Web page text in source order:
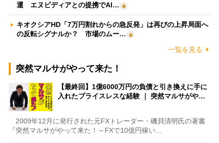
運 エヌビディアとの提携でAI…
キオクシアHD「7万円割れからの急反発」は再びの上昇局面へ
の反転シグナルか？ 市場のムー…
一覧を見る
突然マルサがやって来た！
【最終回】1億6000万円の負債と引き換えに手に
入れたプライスレスな経験 ｜ 突然マルサがや…
2009年12月に発行された元FXトレーダー・磯貝清明氏の著書
『突然マルサがやって来た！～FXで10億円稼い…